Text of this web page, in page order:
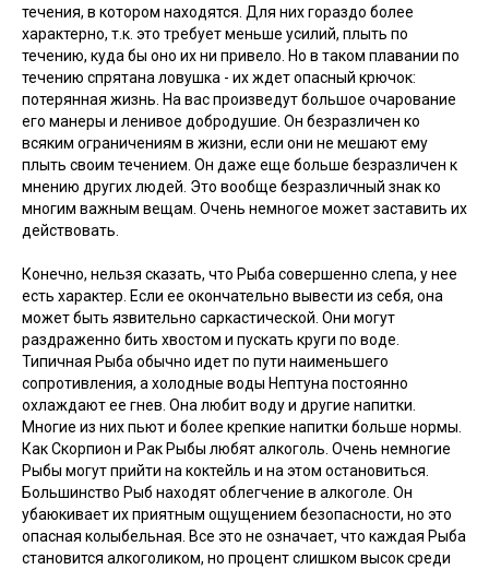
течения, в котором находятся. Для них гораздо более
характерно, т.к. это требует меньше усилий, плыть по
течению, куда бы оно их ни привело. Но в таком плавании по
течению спрятана ловушка - их ждет опасный крючок:
потерянная жизнь. На вас произведут большое очарование
его манеры и ленивое добродушие. Он безразличен ко
всяким ограничениям в жизни, если они не мешают ему
плыть своим течением. Он даже еще больше безразличен к
мнению других людей. Это вообще безразличный знак ко
многим важным вещам. Очень немногое может заставить их
действовать.
Конечно, нельзя сказать, что Рыба совершенно слепа, у нее
есть характер. Если ее окончательно вывести из себя, она
может быть язвительно саркастической. Они могут
раздраженно бить хвостом и пускать круги по воде.
Типичная Рыба обычно идет по пути наименьшего
сопротивления, а холодные воды Нептуна постоянно
охлаждают ее гнев. Она любит воду и другие напитки.
Многие из них пьют и более крепкие напитки больше нормы.
Как Скорпион и Рак Рыбы любят алкоголь. Очень немногие
Рыбы могут прийти на коктейль и на этом остановиться.
Большинство Рыб находят облегчение в алкоголе. Он
убаюкивает их приятным ощущением безопасности, но это
опасная колыбельная. Все это не означает, что каждая Рыба
становится алкоголиком, но процент слишком высок среди